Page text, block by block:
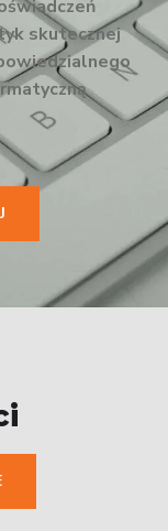
skutecznej